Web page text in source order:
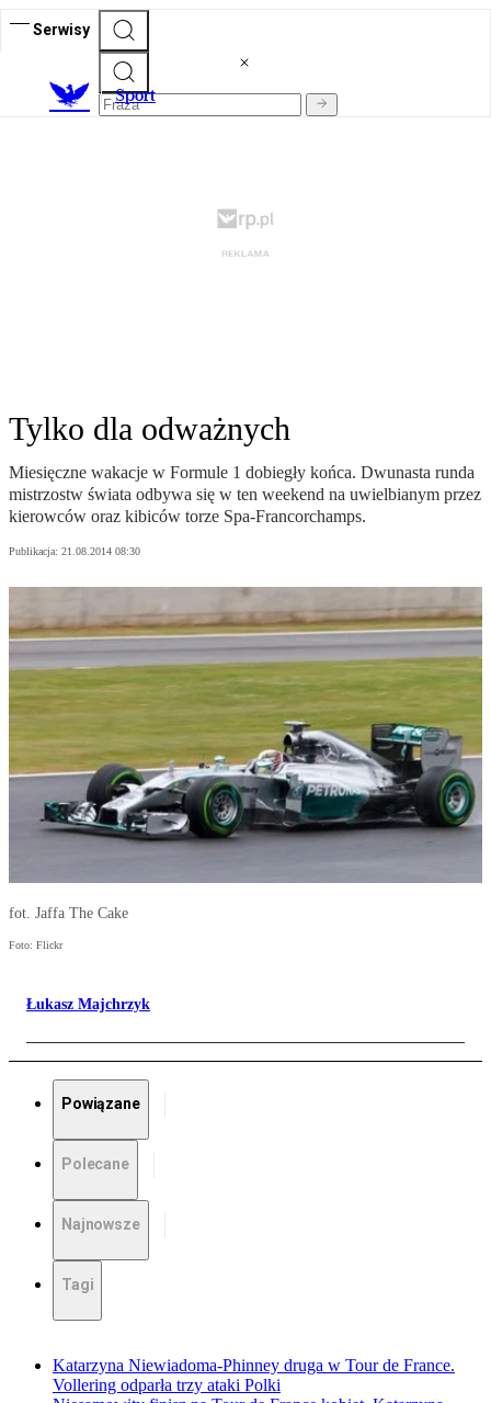
Serwisy
Sport
Tylko dla odważnych
Miesięczne wakacje w Formule 1 dobiegły końca. Dwunasta runda
mistrzostw świata odbywa się w ten weekend na uwielbianym przez
kierowców oraz kibiców torze Spa-Francorchamps.
Publikacja: 21.08.2014 08:30
fot. Jaffa The Cake
Foto: Flickr
Łukasz Majchrzyk
Powiązane
Polecane
Najnowsze
Tagi
Katarzyna Niewiadoma-Phinney druga w Tour de France.
Vollering odparła trzy ataki Polki